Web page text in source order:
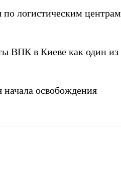
логистическим центрам
ВПК в Киеве как один из
начала освобождения